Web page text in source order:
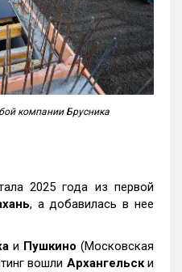
компании Брусника
2025 года из первой
, а добавилась в нее
и Пушкино (Московская
вошли Архангельски